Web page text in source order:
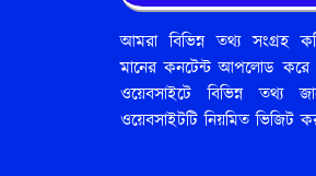
আমরা বিভিন্ন তথ্য সংগ্রহ
মানের কনটেন্ট আপলোড করে
ওয়েবসাইটে বিভিন্ন তথ্য
ওয়েবসাইটটি নিয়মিত ভিজিট